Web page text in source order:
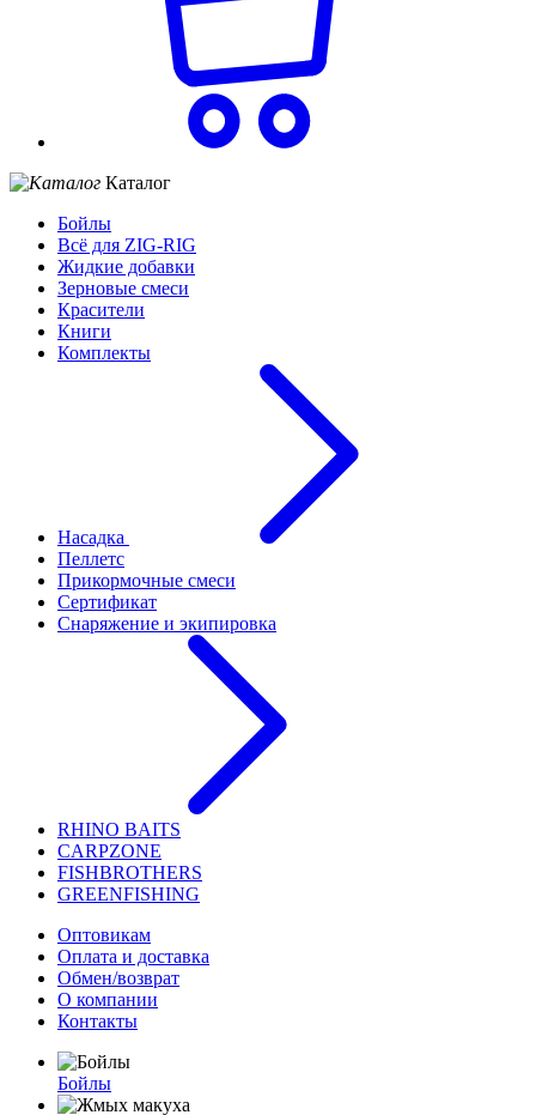
Каталог
Бойлы
Всё для ZIG-RIG
Жидкие добавки
Зерновые смеси
Красители
Книги
Комплекты
Насадка
Пеллетс
Прикормочные смеси
Сертификат
Снаряжение и экипировка
RHINO BAITS
CARPZONE
FISHBROTHERS
GREENFISHING
Оптовикам
Оплата и доставка
Обмен/возврат
О компании
Контакты
Бойлы